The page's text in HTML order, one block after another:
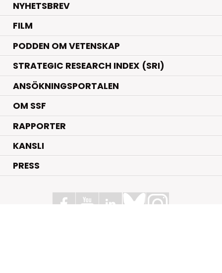
NYHETSBREV
FILM
PODDEN OM VETENSKAP
STRATEGIC RESEARCH INDEX (SRI)
ANSÖKNINGSPORTALEN
OM SSF
RAPPORTER
KANSLI
PRESS